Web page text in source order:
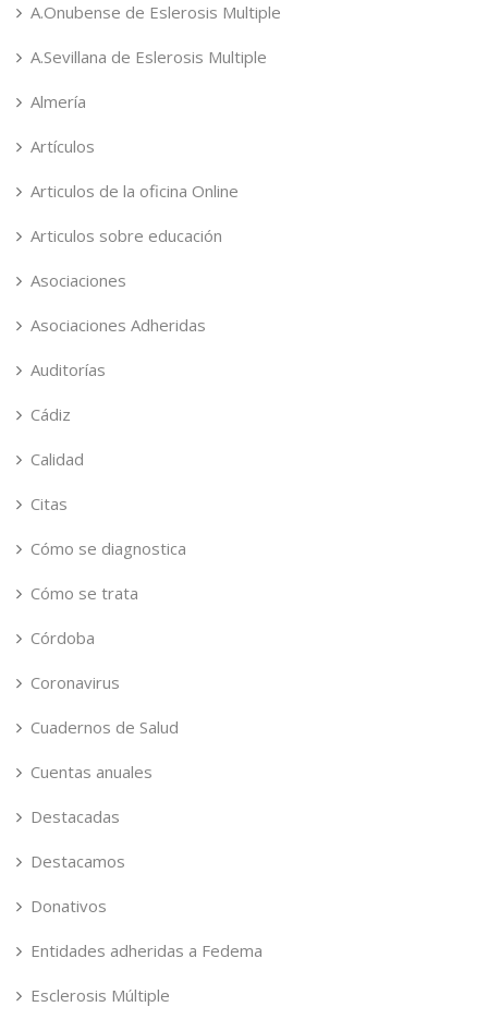
A.Onubense de Eslerosis Multiple
A.Sevillana de Eslerosis Multiple
Almería
Artículos
Articulos de la oficina Online
Articulos sobre educación
Asociaciones
Asociaciones Adheridas
Auditorías
Cádiz
Calidad
Citas
Cómo se diagnostica
Cómo se trata
Córdoba
Coronavirus
Cuadernos de Salud
Cuentas anuales
Destacadas
Destacamos
Donativos
Entidades adheridas a Fedema
Esclerosis Múltiple